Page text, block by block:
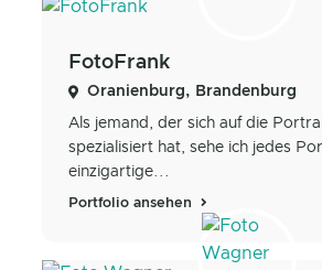
FotoFrank
Oranienburg, Brandenburg
Als jemand, der sich auf die
spezialisiert hat, sehe ich jedes
einzigartige...
Portfolio ansehen